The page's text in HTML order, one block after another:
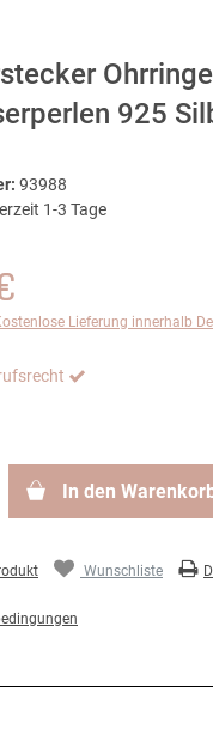
925
93988
1-3 Tage
Lieferung innerhalb
In den
Wunschliste